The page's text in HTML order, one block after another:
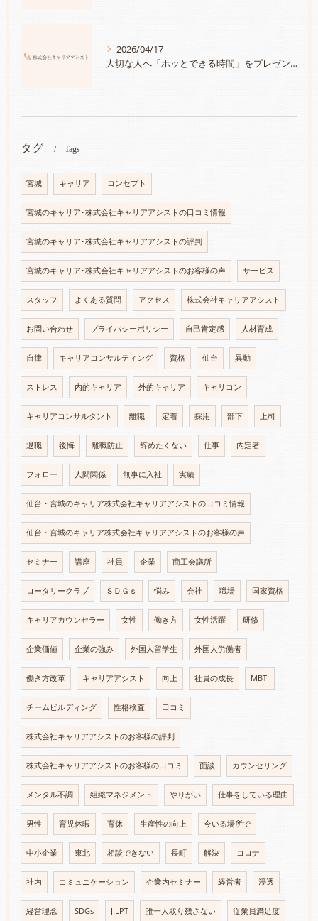
2026/04/17
大切な人へ「ホッとできる時間」をプレゼントしませんか？～チケット発売スタート～
タグ Tags
宮城 キャリア コンセプト
宮城のキャリア･株式会社キャリアアシストの口コミ情報
宮城のキャリア･株式会社キャリアアシストの評判
宮城のキャリア･株式会社キャリアアシストのお客様の声 サービス
スタッフ よくある質問 アクセス 株式会社キャリアアシスト
お問い合わせ プライバシーポリシー 自己肯定感 人材育成
自律 キャリアコンサルティング 資格 仙台 異動
ストレス 内的キャリア 外的キャリア キャリコン
キャリアコンサルタント 離職 定着 採用 部下 上司
退職 後悔 離職防止 辞めたくない 仕事 内定者
フォロー 人間関係 無事に入社 実績
仙台・宮城のキャリア株式会社キャリアアシストの口コミ情報
仙台・宮城のキャリア株式会社キャリアアシストのお客様の声
セミナー 講座 社員 企業 商工会議所
ロータリークラブ ＳＤＧｓ 悩み 会社 職場 国家資格
キャリアカウンセラー 女性 働き方 女性活躍 研修
企業価値 企業の強み 外国人留学生 外国人労働者
働き方改革 キャリアアシスト 向上 社員の成長 MBTI
チームビルディング 性格検査 口コミ
株式会社キャリアアシストのお客様の評判
株式会社キャリアアシストのお客様の口コミ 面談 カウンセリング
メンタル不調 組織マネジメント やりがい 仕事をしている理由
男性 育児休暇 育休 生産性の向上 今いる場所で
中小企業 東北 相談できない 長町 解決 コロナ
社内 コミュニケーション 企業内セミナー 経営者 浸透
経営理念 SDGs JILPT 誰一人取り残さない 従業員満足度